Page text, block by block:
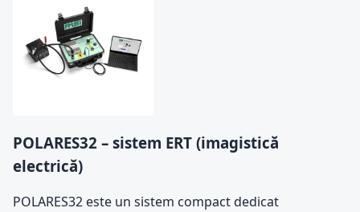
POLARES32 – sistem ERT (imagistică
electrică)
POLARES32 este un sistem compact dedicat